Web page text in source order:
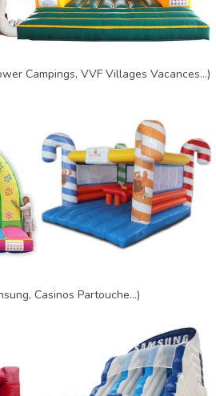
Campings, VVF Villages Vacances...)
Casinos Partouche...)